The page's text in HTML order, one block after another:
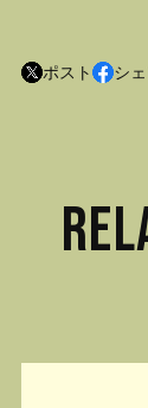
ポスト シ